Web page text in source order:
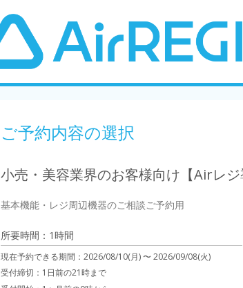
ご予約内容の選択
小売・美容業界のお客様向け【Airレ
基本機能・レジ周辺機器のご相談ご予約用
所要時間：1時間
現在予約できる期間： 2026/08/10(月) 〜2026/09/08(火)
受付締切： 1日前の21時まで